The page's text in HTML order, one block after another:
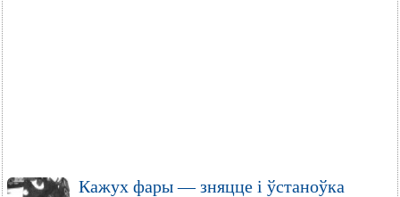
Кажух фары — зняцце і ўстаноўка